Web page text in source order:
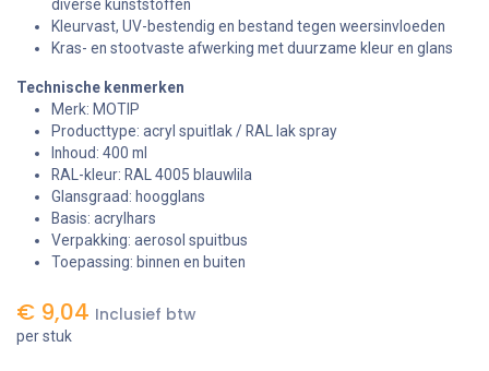
diverse kunststoffen
Kleurvast, UV-bestendig en bestand tegen weersinvloeden
Kras- en stootvaste afwerking met duurzame kleur en glans
Technische kenmerken
Merk: MOTIP
Producttype: acryl spuitlak / RAL lak spray
Inhoud: 400 ml
RAL-kleur: RAL 4005 blauwlila
Glansgraad: hoogglans
Basis: acrylhars
Verpakking: aerosol spuitbus
Toepassing: binnen en buiten
€ 9,04 Inclusief btw
per stuk